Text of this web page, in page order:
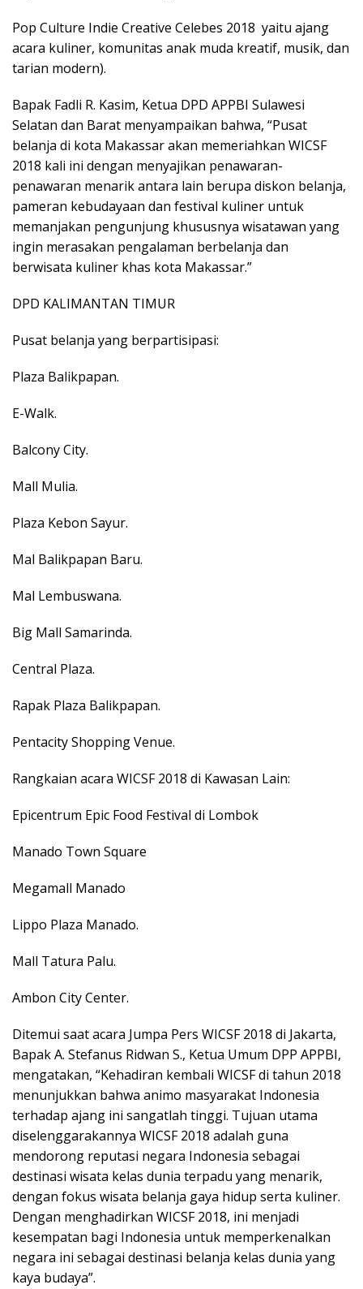
Pop Culture Indie Creative Celebes 2018 yaitu ajang
acara kuliner, komunitas anak muda kreatif, musik, dan
tarian modern).
Bapak Fadli R. Kasim, Ketua DPD APPBI Sulawesi
Selatan dan Barat menyampaikan bahwa, “Pusat
belanja di kota Makassar akan memeriahkan WICSF
2018 kali ini dengan menyajikan penawaran-
penawaran menarik antara lain berupa diskon belanja,
pameran kebudayaan dan festival kuliner untuk
memanjakan pengunjung khususnya wisatawan yang
ingin merasakan pengalaman berbelanja dan
berwisata kuliner khas kota Makassar.”
DPD KALIMANTAN TIMUR
Pusat belanja yang berpartisipasi:
Plaza Balikpapan.
E-Walk.
Balcony City.
Mall Mulia.
Plaza Kebon Sayur.
Mal Balikpapan Baru.
Mal Lembuswana.
Big Mall Samarinda.
Central Plaza.
Rapak Plaza Balikpapan.
Pentacity Shopping Venue.
Rangkaian acara WICSF 2018 di Kawasan Lain:
Epicentrum Epic Food Festival di Lombok
Manado Town Square
Megamall Manado
Lippo Plaza Manado.
Mall Tatura Palu.
Ambon City Center.
Ditemui saat acara Jumpa Pers WICSF 2018 di Jakarta,
Bapak A. Stefanus Ridwan S., Ketua Umum DPP APPBI,
mengatakan, “Kehadiran kembali WICSF di tahun 2018
menunjukkan bahwa animo masyarakat Indonesia
terhadap ajang ini sangatlah tinggi. Tujuan utama
diselenggarakannya WICSF 2018 adalah guna
mendorong reputasi negara Indonesia sebagai
destinasi wisata kelas dunia terpadu yang menarik,
dengan fokus wisata belanja gaya hidup serta kuliner.
Dengan menghadirkan WICSF 2018, ini menjadi
kesempatan bagi Indonesia untuk memperkenalkan
negara ini sebagai destinasi belanja kelas dunia yang
kaya budaya”.